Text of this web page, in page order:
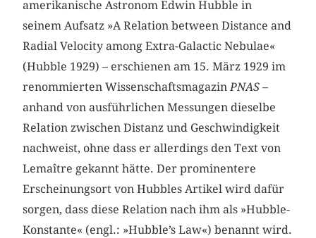
amerikanische Astronom Edwin Hubble in
seinem Aufsatz »A Relation between Distance and
Radial Velocity among Extra-Galactic Nebulae«
(Hubble 1929) – erschienen am 15. März 1929 im
renommierten WissenschaftsmagazinPNAS –
anhand von ausführlichen Messungen dieselbe
Relation zwischen Distanz und Geschwindigkeit
nachweist, ohne dass er allerdings den Text von
Lemaître gekannt hätte. Der prominentere
Erscheinungsort von Hubbles Artikel wird dafür
sorgen, dass diese Relation nach ihm als »Hubble-
Konstante« (engl.: »Hubble’s Law«) benannt wird.